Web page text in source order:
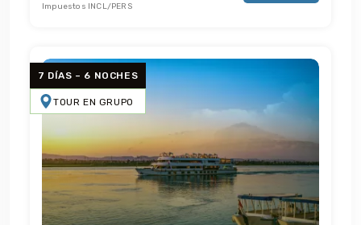
Impuestos INCL/PERS
7 DÍAS – 6 NOCHES
TOUR EN GRUPO